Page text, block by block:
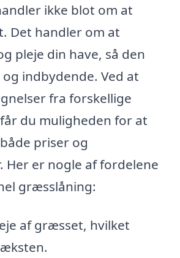
ikke blot om at
Det handler om at
pleje din have, så den
indbydende. Ved at
fra forskellige
du muligheden for at
priser og
Her er nogle af fordelene
græsslåning:
af græsset, hvilket